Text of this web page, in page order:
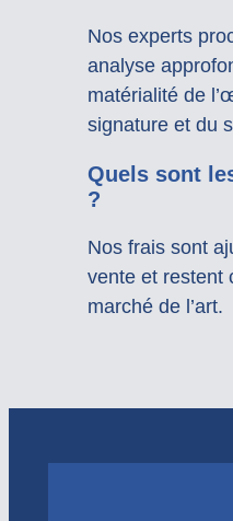
Nos experts
analyse
matérialité de
signature et du
Quels sont
?
Nos frais sont
vente et restent
marché de l’art.